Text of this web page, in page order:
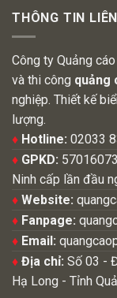
THÔNG TIN
Công ty Quảng
và thi công quảng
nghiệp. Thiết kế
lượng.
♦ Hotline: 02033
♦ GPKD:
Ninh cấp lần đầu
♦ Website:
♦ Fanpage:
♦ Email:
♦ Địa chỉ: Số 03 -
Hạ Long - Tỉnh